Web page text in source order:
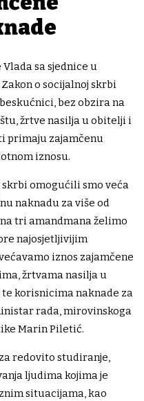
sa sjednice u
o socijalnoj skrbi
bez obzira na
žrtve nasilja u obitelji i
primaju zajamčenu
iznosu.
skrbi omogućili smo veća
naknadu za više od
tri amandmana želimo
najosjetljivijim
iznos zajamčene
žrtvama nasilja u
korisnicima naknade za
rada, mirovinskoga
Marin Piletić.
redovito studiranje,
ljudima kojima je
situacijama, kao